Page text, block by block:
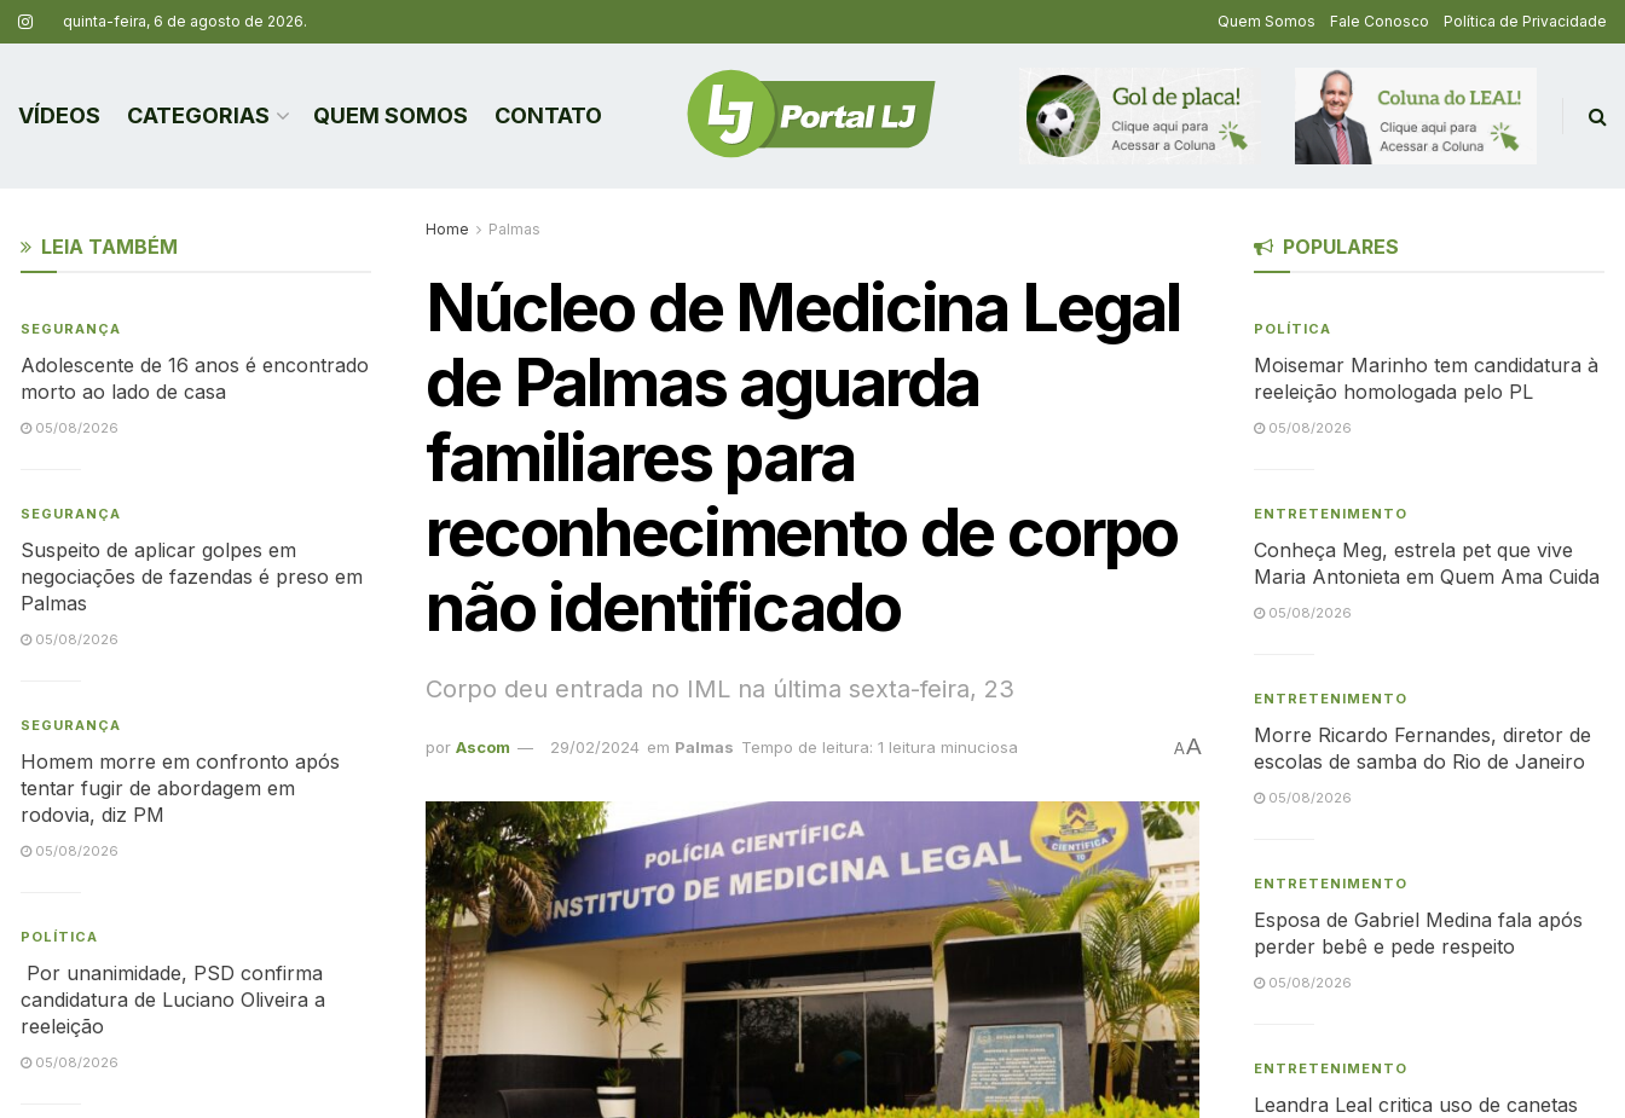
quinta-feira, 6 de agosto de 2026. Quem Somos Fale Conosco Política de Privacidade
VÍDEOS CATEGORIAS QUEM SOMOS CONTATO
Home Palmas
Núcleo de Medicina Legal
de Palmas aguarda
familiares para
reconhecimento de corpo
não identificado
Corpo deu entrada no IML na última sexta-feira, 23
por Ascom 29/02/2024 em Palmas Tempo de leitura: 1 leitura minuciosa AA
LEIA TAMBÉM
SEGURANÇA
Adolescente de 16 anos é encontrado
morto ao lado de casa
05/08/2026
SEGURANÇA
Suspeito de aplicar golpes em
negociações de fazendas é preso em
Palmas
05/08/2026
SEGURANÇA
Homem morre em confronto após
tentar fugir de abordagem em
rodovia, diz PM
05/08/2026
POLÍTICA
Por unanimidade, PSD confirma
candidatura de Luciano Oliveira a
reeleição
05/08/2026
POPULARES
POLÍTICA
Moisemar Marinho tem candidatura à
reeleição homologada pelo PL
05/08/2026
ENTRETENIMENTO
Conheça Meg, estrela pet que vive
Maria Antonieta em Quem Ama Cuida
05/08/2026
ENTRETENIMENTO
Morre Ricardo Fernandes, diretor de
escolas de samba do Rio de Janeiro
05/08/2026
ENTRETENIMENTO
Esposa de Gabriel Medina fala após
perder bebê e pede respeito
05/08/2026
ENTRETENIMENTO
Leandra Leal critica uso de canetas